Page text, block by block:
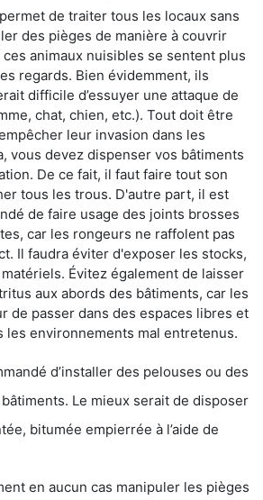
permet de traiter tous les locaux sans
des pièges de manière à couvrir
animaux nuisibles se sentent plus
regards. Bien évidemment, ils
difficile d’essuyer une attaque de
chat, chien, etc.). Tout doit être
leur invasion dans les
vous devez dispenser vos bâtiments
De ce fait, il faut faire tout son
tous les trous. D'autre part, il est
de faire usage des joints brosses
car les rongeurs ne raffolent pas
Il faudra éviter d'exposer les stocks,
Évitez également de laisser
aux abords des bâtiments, car les
de passer dans des espaces libres et
les environnements mal entretenus.
d’installer des pelouses ou des
Le mieux serait de disposer
bitumée empierrée à l’aide de
en aucun cas manipuler les pièges